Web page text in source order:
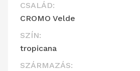
CSALÁD:
CROMO Velde
SZÍN:
tropicana
SZÁRMAZÁS: